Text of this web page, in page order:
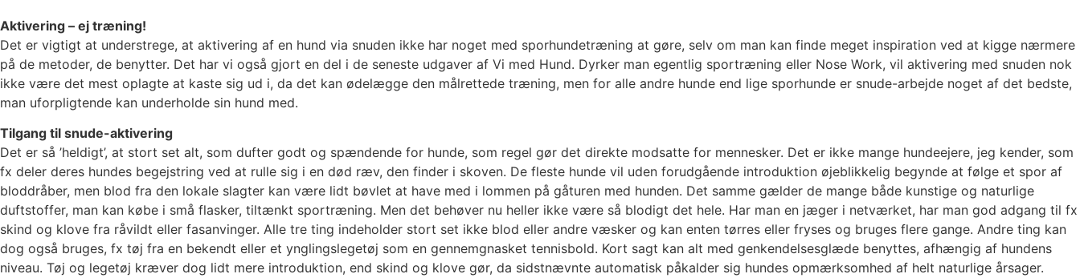
Aktivering – ej træning!
Det er vigtigt at understrege, at aktivering af en hund via snuden ikke har noget med sporhundetræning at gøre, selv om man kan finde meget inspiration ved at kigge nærmere
på de metoder, de benytter. Det har vi også gjort en del i de seneste udgaver af Vi med Hund. Dyrker man egentlig sportræning eller Nose Work, vil aktivering med snuden nok
ikke være det mest oplagte at kaste sig ud i, da det kan ødelægge den målrettede træning, men for alle andre hunde end lige sporhunde er snude-arbejde noget af det bedste,
man uforpligtende kan underholde sin hund med.
Tilgang til snude-aktivering
Det er så ’heldigt’, at stort set alt, som dufter godt og spændende for hunde, som regel gør det direkte modsatte for mennesker. Det er ikke mange hundeejere, jeg kender, som
fx deler deres hundes begejstring ved at rulle sig i en død ræv, den finder i skoven. De fleste hunde vil uden forudgående introduktion øjeblikkelig begynde at følge et spor af
bloddråber, men blod fra den lokale slagter kan være lidt bøvlet at have med i lommen på gåturen med hunden. Det samme gælder de mange både kunstige og naturlige
duftstoffer, man kan købe i små flasker, tiltænkt sportræning. Men det behøver nu heller ikke være så blodigt det hele. Har man en jæger i netværket, har man god adgang til fx
skind og klove fra råvildt eller fasanvinger. Alle tre ting indeholder stort set ikke blod eller andre væsker og kan enten tørres eller fryses og bruges flere gange. Andre ting kan
dog også bruges, fx tøj fra en bekendt eller et ynglingslegetøj som en gennemgnasket tennisbold. Kort sagt kan alt med genkendelsesglæde benyttes, afhængig af hundens
niveau. Tøj og legetøj kræver dog lidt mere introduktion, end skind og klove gør, da sidstnævnte automatisk påkalder sig hundes opmærksomhed af helt naturlige årsager.